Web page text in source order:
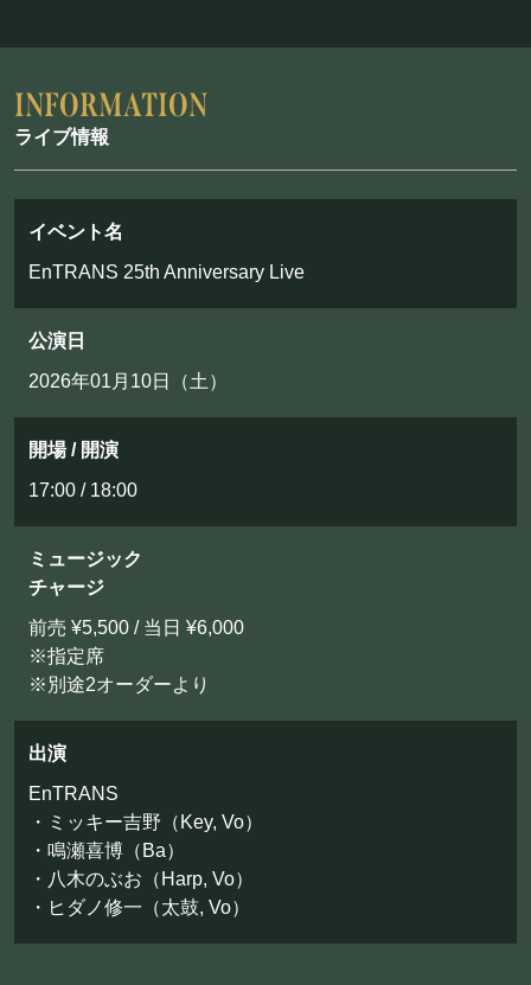
ライブ情報
イベント名
EnTRANS 25th Anniversary Live
公演日
2026年01月10日（土）
開場 / 開演
17:00 / 18:00
ミュージック
チャージ
前売 ¥5,500 / 当日 ¥6,000
※指定席
※別途2オーダーより
出演
EnTRANS
・ミッキー吉野（Key, Vo）
・鳴瀬喜博（Ba）
・八木のぶお（Harp, Vo）
・ヒダノ修一（太鼓, Vo）